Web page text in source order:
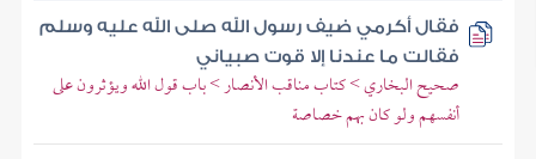
فقال أكرمي ضيف رسول الله صلى الله عليه وسلم
فقالت ما عندنا إلا قوت صبياني
صحيح البخاري > كتاب مناقب الأنصار > باب قول الله ويؤثرون على
أنفسهم ولو كان بهم خصاصة